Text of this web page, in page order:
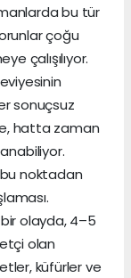
bu tür
çoğu
çalışılıyor.
sonuçsuz
hatta zaman
bu noktadan
olayda, 4–5
olan
küfürler ve